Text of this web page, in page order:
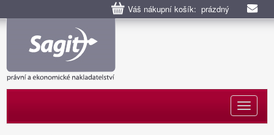
Váš nákupní košík: prázdný